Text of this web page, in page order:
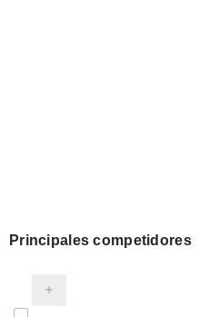
Principales competidores